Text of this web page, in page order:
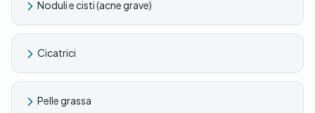
Noduli e cisti (acne grave)
Cicatrici
Pelle grassa